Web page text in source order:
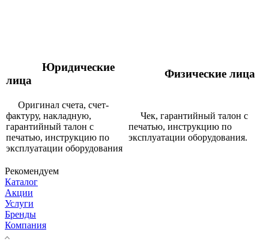
Юридические
лица
Физические лица
Оригинал счета, счет-
фактуру, накладную,
гарантийный талон с
печатью, инструкцию по
эксплуатации оборудования
Чек, гарантийный талон с
печатью, инструкцию по
эксплуатации оборудования.
Рекомендуем
Каталог
Акции
Услуги
Бренды
Компания